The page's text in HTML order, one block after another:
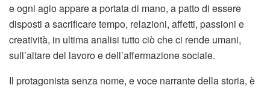
e ogni agio appare a portata di mano, a patto di essere
disposti a sacrificare tempo, relazioni, affetti, passioni e
creatività, in ultima analisi tutto ciò che ci rende umani,
sull’altare del lavoro e dell’affermazione sociale.
Il protagonista senza nome, e voce narrante della storia, è